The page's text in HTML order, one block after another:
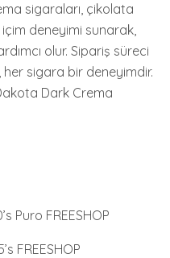
sigaraları, çikolata
deneyimi sunarak,
olur. Sipariş süreci
her sigara bir deneyimdir.
Dark Crema
Puro FREESHOP
FREESHOP